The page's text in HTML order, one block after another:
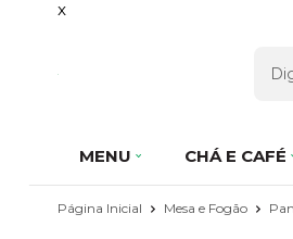
x
MENU CHÁ E CAFÉ
Página Inicial Mesa e Fogão